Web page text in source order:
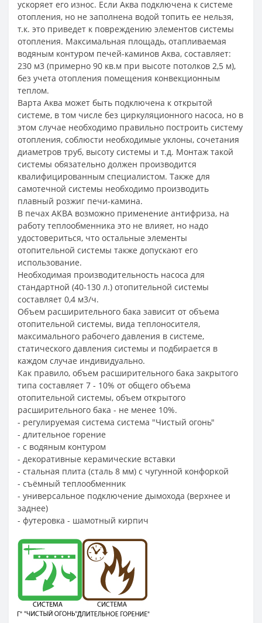
ускоряет его износ. Если Аква подключена к системе
отопления, но не заполнена водой топить ее нельзя,
т.к. это приведет к повреждению элементов системы
отопления. Максимальная площадь, отапливаемая
водяным контуром печей-каминов Аква, составляет:
230 м3 (примерно 90 кв.м при высоте потолков 2,5 м),
без учета отопления помещения конвекционным
теплом.
Варта Аква может быть подключена к открытой
системе, в том числе без циркуляционного насоса, но в
этом случае необходимо правильно построить систему
отопления, соблюсти необходимые уклоны, сочетания
диаметров труб, высоту системы и т.д. Монтаж такой
системы обязательно должен производится
квалифицированным специалистом. Также для
самотечной системы необходимо производить
плавный розжиг печи-камина.
В печах АКВА возможно применение антифриза, на
работу теплообменника это не влияет, но надо
удостовериться, что остальные элементы
отопительной системы также допускают его
использование.
Необходимая производительность насоса для
стандартной (40-130 л.) отопительной системы
составляет 0,4 м3/ч.
Объем расширительного бака зависит от объема
отопительной системы, вида теплоносителя,
максимального рабочего давления в системе,
статического давления системы и подбирается в
каждом случае индивидуально.
Как правило, объем расширительного бака закрытого
типа составляет 7 - 10% от общего объема
отопительной системы, объем открытого
расширительного бака - не менее 10%.
- регулируемая система система "Чистый огонь"
- длительное горение
- с водяным контуром
- декоративные керамические вставки
- стальная плита (сталь 8 мм) с чугунной конфоркой
- съёмный теплообменник
- универсальное подключение дымохода (верхнее и
заднее)
- футеровка - шамотный кирпич